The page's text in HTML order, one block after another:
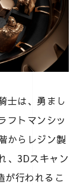
士は、勇まし
フトマンシッ
からレジン製
、3Dスキャン
が行われるこ